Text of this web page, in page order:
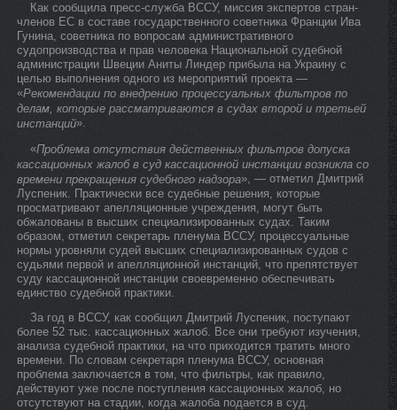
Как сообщила пресс-служба ВССУ, миссия экспертов стран-
членов ЕС в составе государственного советника Франции Ива
Гунина, советника по вопросам административного
судопроизводства и прав человека Национальной судебной
администрации Швеции Аниты Линдер прибыла на Украину с
целью выполнения одного из мероприятий проекта —
«Рекомендации по внедрению процессуальных фильтров по
делам, которые рассматриваются в судах второй и третьей
инстанций».
«Проблема отсутствия действенных фильтров допуска
кассационных жалоб в суд кассационной инстанции возникла со
времени прекращения судебного надзора», — отметил Дмитрий
Луспеник. Практически все судебные решения, которые
просматривают апелляционные учреждения, могут быть
обжалованы в высших специализированных судах. Таким
образом, отметил секретарь пленума ВССУ, процессуальные
нормы уровняли судей высших специализированных судов с
судьями первой и апелляционной инстанций, что препятствует
суду кассационной инстанции своевременно обеспечивать
единство судебной практики.
За год в ВССУ, как сообщил Дмитрий Луспеник, поступают
более 52 тыс. кассационных жалоб. Все они требуют изучения,
анализа судебной практики, на что приходится тратить много
времени. По словам секретаря пленума ВССУ, основная
проблема заключается в том, что фильтры, как правило,
действуют уже после поступления кассационных жалоб, но
отсутствуют на стадии, когда жалоба подается в суд.